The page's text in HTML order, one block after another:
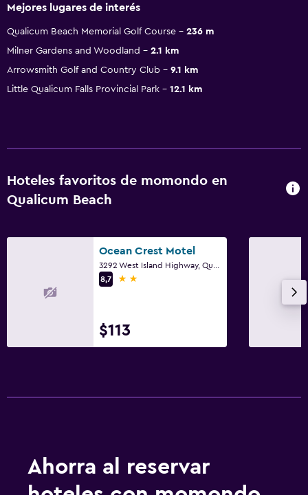
Mejores lugares de interés
Qualicum Beach Memorial Golf Course
236 m
Milner Gardens and Woodland
2.1 km
Arrowsmith Golf and Country Club
9.1 km
Little Qualicum Falls Provincial Park
12.1 km
Hoteles favoritos de momondo en
Qualicum Beach
Ocean Crest Motel
8,7
2 estrellas
$113
Ahorra al reservar